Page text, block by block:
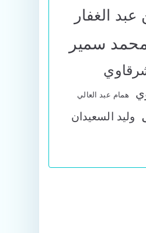
الغفار
سمير
همام عبد العالي
وليد السعيدان